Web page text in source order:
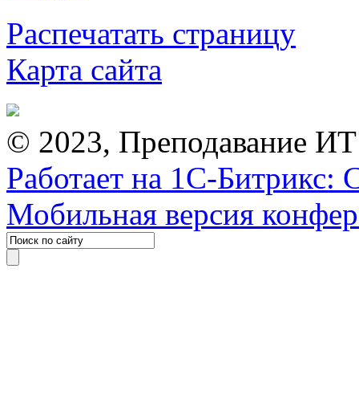
Распечатать страницу
Карта сайта
© 2023, Преподавание
Работает на 1С-Битрикс:
Мобильная версия